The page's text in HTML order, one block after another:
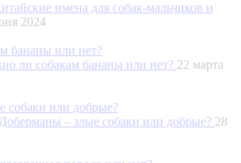
имена для собак-мальчиков и
2024
ли собакам бананы или нет? 22 марта
Доберманы – злые собаки или добрые? 28